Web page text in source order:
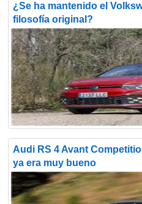
¿Se ha mantenido el
filosofía original?
Audi RS 4 Avant
ya era muy bueno